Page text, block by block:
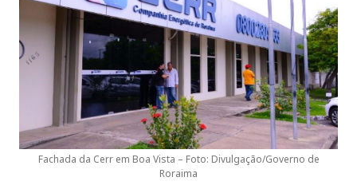
Fachada da Cerr em Boa Vista – Foto: Divulgação/Governo de
Roraima